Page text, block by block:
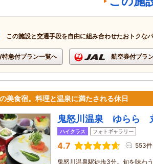
この施設と交通手段を自由に組み合わせたおトクな
急付プラン一覧へ 航空券付プラ
美食宿。料理と温泉に満たされる休日
鬼怒川温泉 ゆらら
ハイクラス フォトギャラリー
4.7 553件
鬼怒川温泉駅徒歩3分。旬を味わ